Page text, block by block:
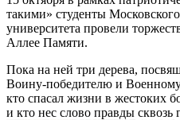
такими» студенты
университета провели
Аллее Памяти.
Пока на ней три дерева,
Воину-победителю и Военному
кто спасал жизни в жестоких
и кто нес слово правды сквозь